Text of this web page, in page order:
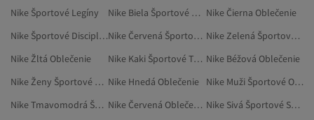
Nike Športové Legíny
Nike Biela Športové Oblečenie Nike Čierna Oblečenie
Nike Športové Disciplíny
Nike Červená Športové Oblečenie
Nike Zelená Športové Pršiplášte A Vetrovky
Nike Žltá Oblečenie
Nike Kaki Športové Tričká Nike Béžová Oblečenie
Nike Ženy Športové Oblečenie Nike Hnedá Oblečenie
Nike Muži Športové Oblečenie
Nike Tmavomodrá Športové Oblečenie
Nike Červená Oblečenie
Nike Sivá Športové Saká